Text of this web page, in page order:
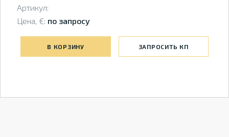
Артикул:
Цена, €: по запросу
В КОРЗИНУ ЗАПРОСИТЬ КП